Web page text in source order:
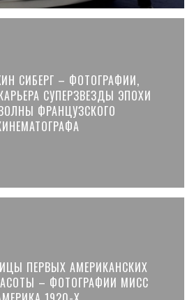
СИБЕРГ – ФОТОГРАФИИ,
СУПЕРЗВЕЗДЫ ЭПОХИ
ФРАНЦУЗСКОГО
ПЕРВЫХ АМЕРИКАНСКИХ
– ФОТОГРАФИИ МИСС